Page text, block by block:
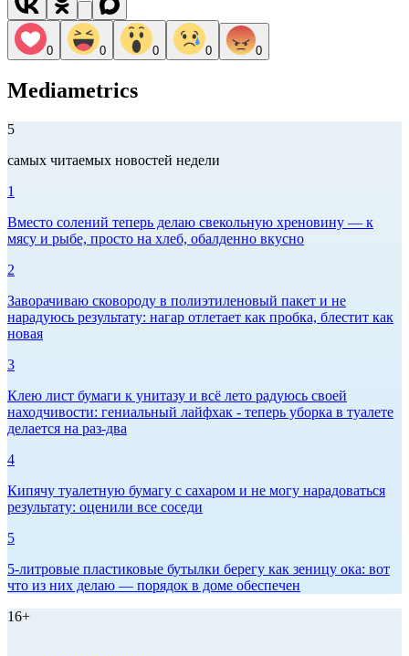
0 0 0 0 0
Mediametrics
5
самых читаемых новостей недели
1
Вместо солений теперь делаю свекольную хреновину — к
мясу и рыбе, просто на хлеб, обалденно вкусно
2
Заворачиваю сковороду в полиэтиленовый пакет и не
нарадуюсь результату: нагар отлетает как пробка, блестит как
новая
3
Клею лист бумаги к унитазу и всё лето радуюсь своей
находчивости: гениальный лайфхак - теперь уборка в туалете
делается на раз-два
4
Кипячу туалетную бумагу с сахаром и не могу нарадоваться
результату: оценили все соседи
5
5-литровые пластиковые бутылки берегу как зеницу ока: вот
что из них делаю — порядок в доме обеспечен
16+